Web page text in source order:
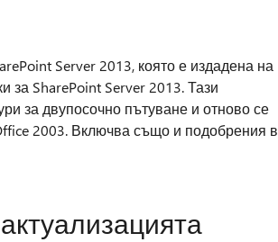
Server 2013, която е издадена на
за SharePoint Server 2013. Тази
за двупосочно пътуване и отново се
2003. Включва също и подобрения в